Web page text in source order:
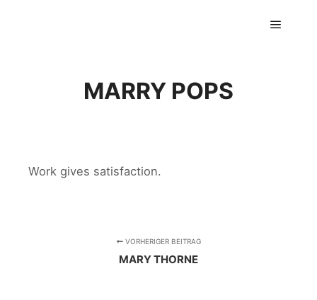
MARRY POPS
Work gives satisfaction.
VORHERIGER BEITRAG
MARY THORNE